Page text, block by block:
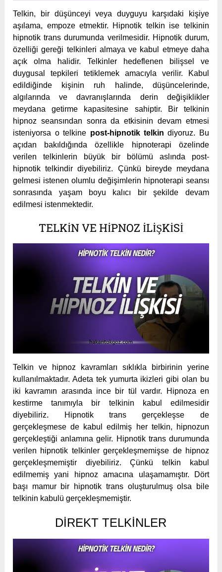
Telkin, bir düşünceyi veya duyguyu karşıdaki kişiye
aşılama, empoze etmektir. Hipnotik telkin ise telkinin
hipnotik trans durumunda verilmesidir. Hipnotik durum,
özelliği gereği telkinleri almaya ve kabul etmeye daha
açık olma halidir. Telkinler hedeflenen bilişsel ve
duygusal tepkileri tetiklemek amacıyla verilir. Kabul
edildiğinde kişinin ruh halinde, düşüncelerinde,
algılarında ve davranışlarında derin değişiklikler
meydana getirme kapasitesine sahiptir. Bir telkinin
hipnoz seansından sonra da etkisinin devam etmesi
isteniyorsa o telkine post-hipnotik telkin diyoruz. Bu
açıdan bakıldığında özellikle hipnoterapi özelinde
verilen telkinlerin büyük bir bölümü aslında post-
hipnotik telkindir diyebiliriz. Çünkü bireyde meydana
gelmesi istenen olumlu değişimlerin hipnoterapi seansı
sonrasında yaşam boyu kalıcı bir şekilde devam
edilmesi istenmektedir.
TELKIN VE HIPNOZ İLIŞKISI
Telkin ve hipnoz kavramları sıklıkla birbirinin yerine
kullanılmaktadır. Adeta tek yumurta ikizleri gibi olan bu
iki kavramın arasında ince bir tül vardır. Hipnoza en
kestirme tanımıyla bir telkinin kabul edilmesidir
diyebiliriz. Hipnotik trans gerçekleşse de
gerçekleşmese de kabul edilmiş her telkin, hipnozun
gerçekleştiği anlamına gelir. Hipnotik trans durumunda
verilen hipnotik telkinler gerçekleşmemişse de hipnoz
gerçekleşmemiştir diyebiliriz. Çünkü telkin kabul
edilmemiş yani hipnoz amacına ulaşamamıştır. Dört
başı mamur bir hipnotik trans oluşturulmuş olsa bile
telkinin kabulü gerçekleşmemiştir.
DIREKT TELKINLER